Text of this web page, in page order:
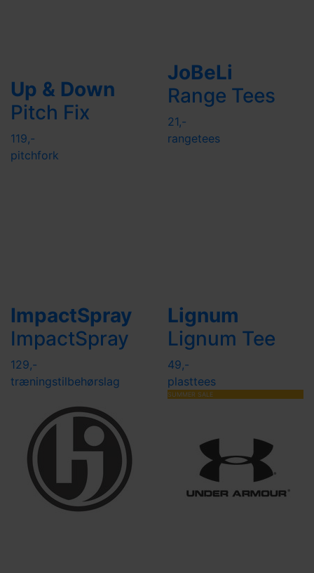
Up & Down
Pitch Fix
119,-
pitchfork
JoBeLi
Range Tees
21,-
rangetees
ImpactSpray
ImpactSpray
129,-
træningstilbehørslag
Lignum
Lignum Tee
49,-
plasttees
SUMMER SALE